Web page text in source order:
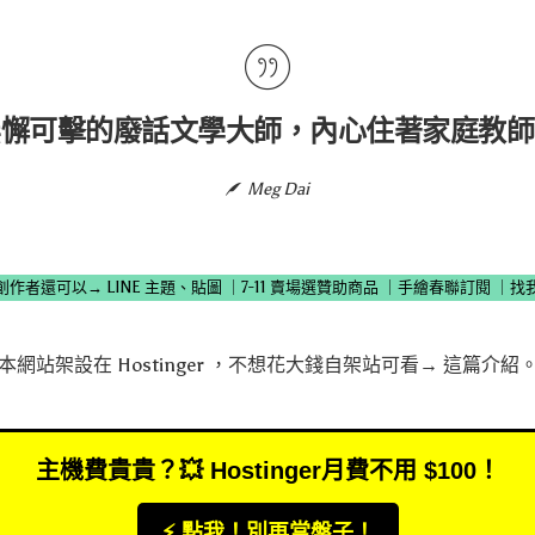
可擊的廢話文學大師，內心住著家庭教師
Meg Dai
作者還可以→ LINE 主題、貼圖 7-11 賣場選贊助商品 手繪春聯訂閱 找
網站架設在 Hostinger，不想花大錢自架站可看→ 這篇介紹 。
主機費貴貴？💥 Hostinger月費不用 $100！